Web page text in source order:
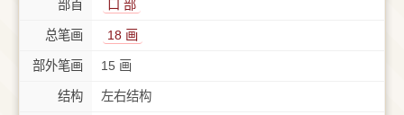
部首 ⼝ 部
总笔画 18 画
部外笔画 15 画
结构 左右结构